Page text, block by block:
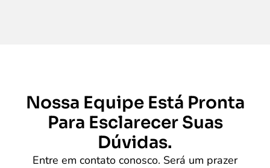
Nossa Equipe Está Pronta
Para Esclarecer Suas
Dúvidas.
Entre em contato conosco. Será um prazer